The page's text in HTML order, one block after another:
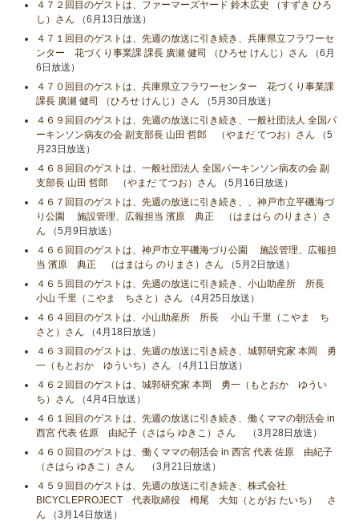
４７２回目のゲストは、ファーマーズヤード 鈴木広史 （すずき ひろ
し）さん （6月13日放送）
４７１回目のゲストは、先週の放送に引き続き、兵庫県立フラワーセ
ンター 花づくり事業課 課長 廣瀬 健司 （ひろせ けんじ）さん （6月
6日放送）
４７０回目のゲストは、兵庫県立フラワーセンター 花づくり事業課
課長 廣瀬 健司 （ひろせ けんじ）さん （5月30日放送）
４６９回目のゲストは、先週の放送に引き続き、一般社団法人 全国パ
ーキンソン病友の会 副支部長 山田 哲郎 （やまだ てつお）さん （5
月23日放送）
４６８回目のゲストは、一般社団法人 全国パーキンソン病友の会 副
支部長 山田 哲郎 （やまだ てつお）さん （5月16日放送）
４６７回目のゲストは、先週の放送に引き続き、、神戸市立平磯海づ
り公園 施設管理、広報担当 濱原 典正 （はまはら のりまさ）さ
ん （5月9日放送）
４６６回目のゲストは、神戸市立平磯海づり公園 施設管理、広報担
当 濱原 典正 （はまはら のりまさ）さん （5月2日放送）
４６５回目のゲストは、先週の放送に引き続き、小山助産所 所長
小山​ 千里（こやま ちさと）さん （4月25日放送）
４６４回目のゲストは、小山助産所 所長 小山​ 千里（こやま ち
さと）さん （4月18日放送）
４６３回目のゲストは、先週の放送に引き続き、城郭研究家 本岡 勇
一（もとおか ゆういち）さん （4月11日放送）
４６２回目のゲストは、城郭研究家 本岡 勇一（もとおか ゆうい
ち）さん （4月4日放送）
４６１回目のゲストは、先週の放送に引き続き、働くママの朝活会 in
西宮 代表 佐原 由紀子（さはら ゆきこ）さん
（3月28日放送）
４６０回目のゲストは、働くママの朝活会 in 西宮 代表 佐原 由紀子
（さはら ゆきこ）さん
（3月21日放送）
４５９回目のゲストは、先週の放送に引き続き、株式会社
BICYCLEPROJECT 代表取締役 栂尾 大知（とがお たいち） さ
ん （3月14日放送）